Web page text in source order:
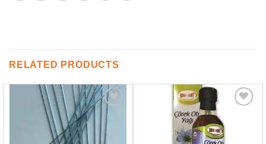
RELATED PRODUCTS
Favorilere
Favorilere